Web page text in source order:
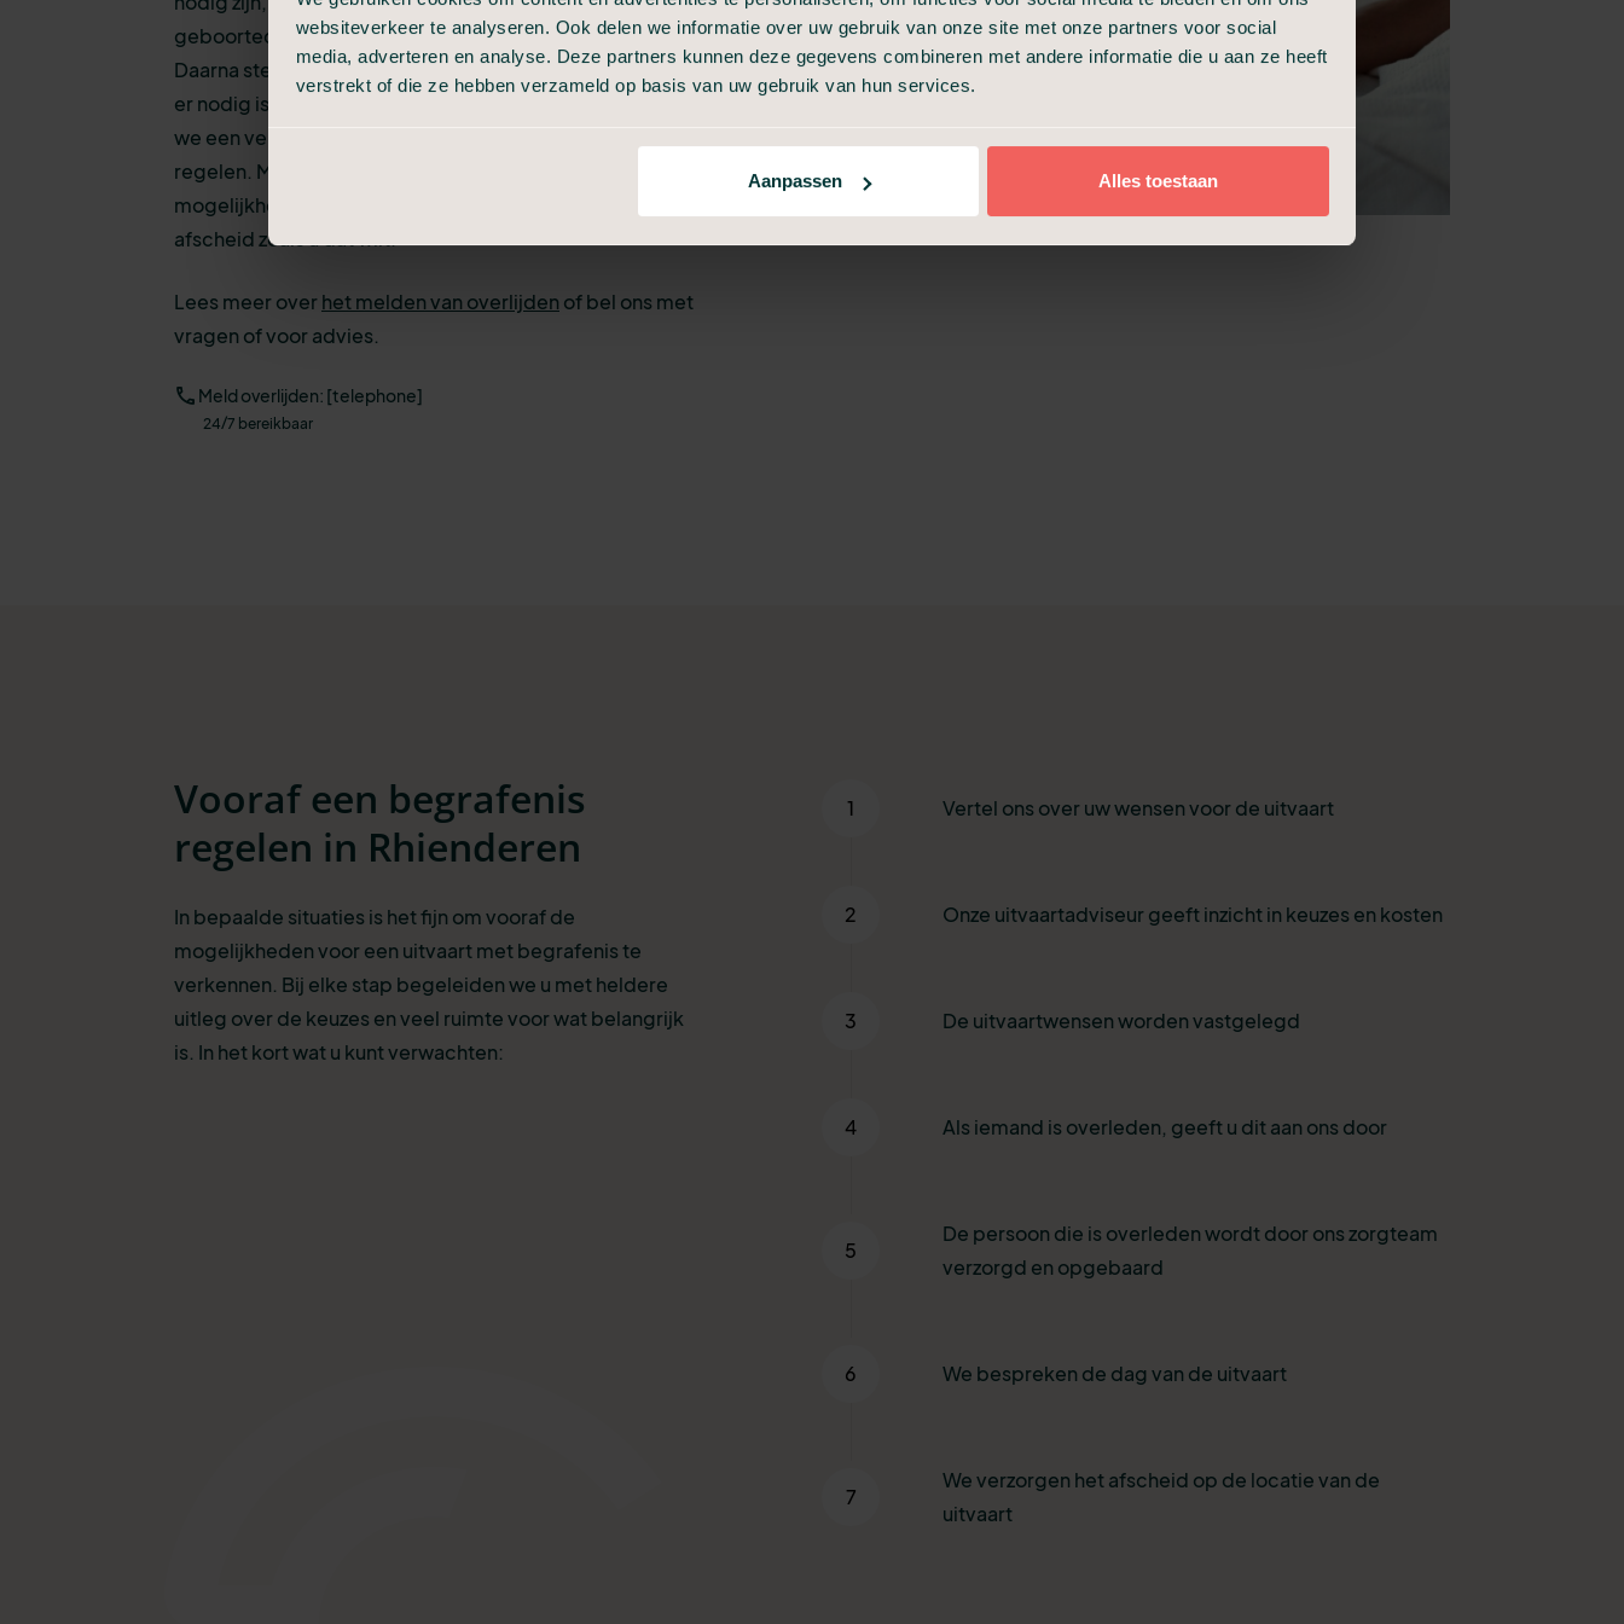
websiteverkeer te analyseren. Ook delen we informatie over uw gebruik van onze site met onze partners voor social
media, adverteren en analyse. Deze partners kunnen deze gegevens combineren met andere informatie die u aan ze heeft
verstrekt of die ze hebben verzameld op basis van uw gebruik van hun services.
Aanpassen Alles toestaan
geboortedatum van de persoon die is overleden.
Daarna stemmen we een aantal zaken met u af, zoals wat
er nodig is voor het verzorgen en opbaren. Ook maken
we een vervolgafspraak om stap voor stap de uitvaart te
regelen. Met heldere uitleg en inzicht in de
mogelijkheden, zodat u weet wat de keuzes zijn voor een
afscheid zoals u dat wilt.
Lees meer overhet melden van overlijden of bel ons met
vragen of voor advies.
Meld overlijden: [telephone]
24/7 bereikbaar
Vooraf een begrafenis
regelen in Rhienderen
In bepaalde situaties is het fijn om vooraf de
mogelijkheden voor een uitvaart met begrafenis te
verkennen. Bij elke stap begeleiden we u met heldere
uitleg over de keuzes en veel ruimte voor wat belangrijk
is. In het kort wat u kunt verwachten:
1 Vertel ons over uw wensen voor de uitvaart
2 Onze uitvaartadviseur geeft inzicht in keuzes en kosten
3 De uitvaartwensen worden vastgelegd
4 Als iemand is overleden, geeft u dit aan ons door
5
De persoon die is overleden wordt door ons zorgteam
verzorgd en opgebaard
6 We bespreken de dag van de uitvaart
7
We verzorgen het afscheid op de locatie van de
uitvaart